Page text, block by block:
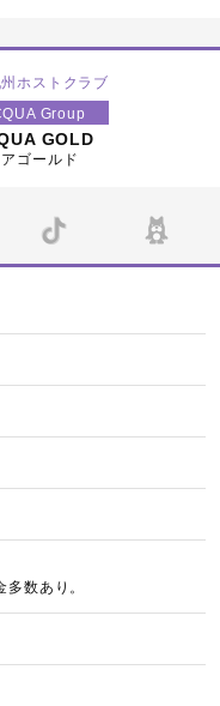
ホストクラブ
Group
GOLD
ゴールド
多数あり。